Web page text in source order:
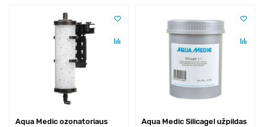
Aqua Medic ozonatoriaus
Aqua Medic Silicagel užpildas